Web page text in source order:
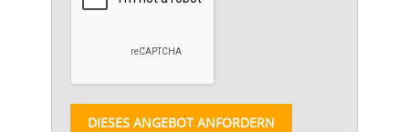
DIESES ANGEBOT ANFORDERN